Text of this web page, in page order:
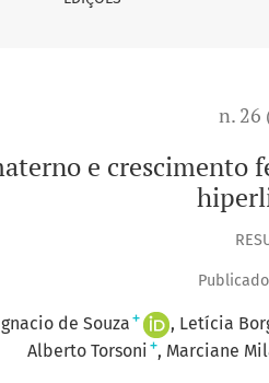
n. 26
e
Publicado
de Souza + Letícia
Alberto Torsoni + Marciane